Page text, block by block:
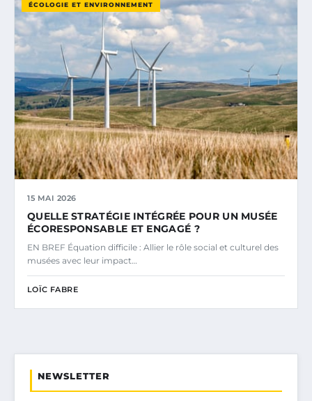
ÉCOLOGIE ET ENVIRONNEMENT
15 MAI 2026
QUELLE STRATÉGIE INTÉGRÉE POUR UN MUSÉE
ÉCORESPONSABLE ET ENGAGÉ ?
EN BREF Équation difficile : Allier le rôle social et culturel des
musées avec leur impact…
LOÏC FABRE
NEWSLETTER